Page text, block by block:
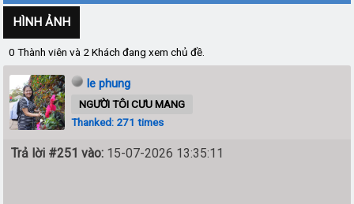
HÌNH ẢNH
0 Thành viên và 2 Khách đang xem chủ đề.
le phung
NGƯỜI TÔI CƯU MANG
Thanked: 271 times
Trả lời #251 vào: 15-07-2026 13:35:11